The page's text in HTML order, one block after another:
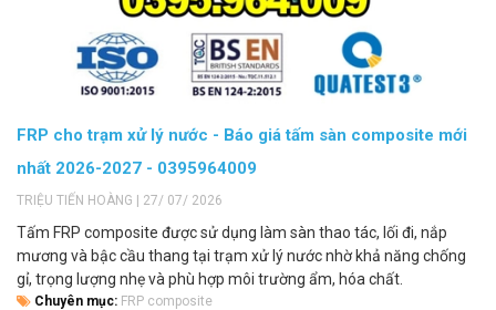
FRP cho trạm xử lý nước - Báo giá tấm sàn composite mới
nhất 2026-2027 - 0395964009
TRIỆU TIẾN HOÀNG | 27/ 07/ 2026
Tấm FRP composite được sử dụng làm sàn thao tác, lối đi, nắp
mương và bậc cầu thang tại trạm xử lý nước nhờ khả năng chống
gỉ, trọng lượng nhẹ và phù hợp môi trường ẩm, hóa chất.
Chuyên mục: FRP composite